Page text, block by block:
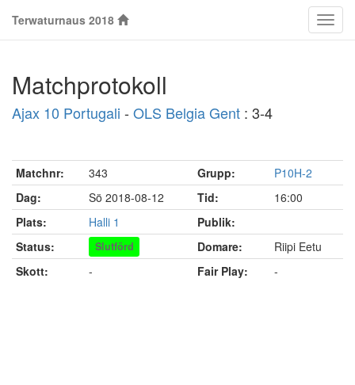
Terwaturnaus 2018
Matchprotokoll
Ajax 10 Portugali - OLS Belgia Gent : 3-4
Matchnr: 343 Grupp:
P10H-2
Dag:
Sö 2018-08-12 Tid:
16:00
Plats:
Halli 1
Publik:
Status:
Slutförd Domare:
Riipi Eetu
Skott:
- Fair Play: -